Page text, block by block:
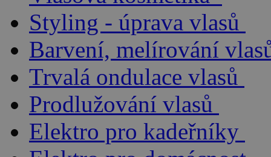
Styling - úprava vlasů
Barvení, melírování
Trvalá ondulace vlasů
Prodlužování vlasů
Elektro pro kadeřníky